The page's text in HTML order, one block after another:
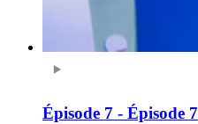
Épisode 7 - Épisode 7